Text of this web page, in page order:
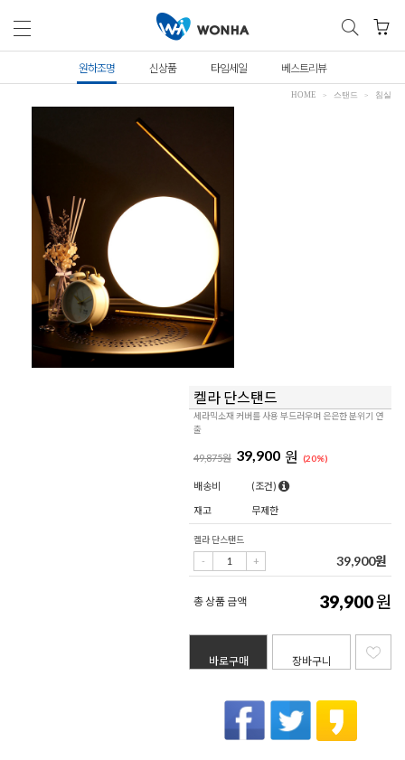
원하조명 신상품 타임세일 베스트리뷰
HOME 스탠드 침실
켈라 단스탠드
세라믹소재 커버를 사용 부드러우며 은은한 분위기 연
출
49,875원 39,900 원 (20%)
배송비 (조건)
재고 무제한
켈라 단스탠드
39,900원
총 상품 금액 39,900원
바로구매 장바구니